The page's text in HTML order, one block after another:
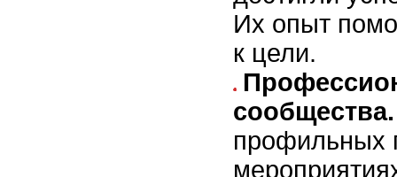
Их опыт
к цели.
сообщества.
профильных